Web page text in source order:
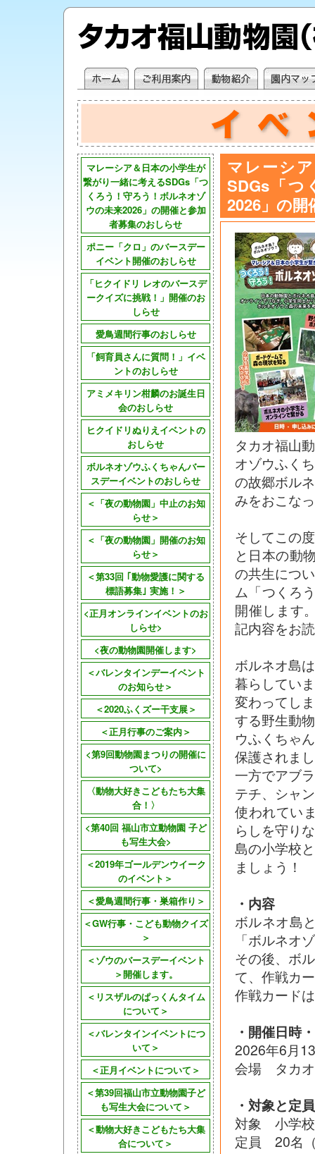
マレーシア＆日本の小学生が
繋がり一緒に考えるSDGs「つ
くろう！守ろう！ボルネオゾ
ウの未来2026」の開催と参加
者募集のおしらせ
ポニー「クロ」のバースデー
イベント開催のおしらせ
「ヒクイドリ レオのバースデ
ークイズに挑戦！」開催のお
しらせ
愛鳥週間行事のおしらせ
「飼育員さんに質問！」イベ
ントのおしらせ
アミメキリン柑麟のお誕生日
会のおしらせ
ヒクイドリぬりえイベントの
おしらせ
ボルネオゾウふくちゃんバー
スデーイベントのおしらせ
＜「夜の動物園」中止のお知
らせ＞
＜「夜の動物園」開催のお知
らせ＞
＜第33回 ｢動物愛護に関する
標語募集｣ 実施！＞
<正月オンラインイベントのお
しらせ>
<夜の動物園開催します>
＜バレンタインデーイベント
のお知らせ＞
＜2020ふくズー干支展＞
＜正月行事のご案内＞
<第9回動物園まつりの開催に
ついて>
〈動物大好きこどもたち大集
合！〉
<第40回 福山市立動物園 子ど
も写生大会>
＜2019年ゴールデンウイーク
のイベント＞
＜愛鳥週間行事・巣箱作り＞
＜GW行事・こども動物クイズ
＞
＜ゾウのバースデーイベント
＞開催します。
＜リスザルのぱっくんタイム
について＞
＜バレンタインイベントにつ
いて＞
＜正月イベントについて＞
＜第39回福山市立動物園子ど
も写生大会について＞
＜動物大好きこどもたち大集
合について＞
マレーシ
SDGs「つ
2026」の
タカオ福山
オゾウふく
の故郷ボル
みをおこな
そしてこの
と日本の動
の共生につ
ム「つくろ
開催します
記内容をお
ボルネオ島
暮らしてい
変わってし
する野生動
ウふくちゃ
保護されま
一方でアブ
テチ、シャ
使われてい
らしを守り
島の小学校
ましょう！
・内容
ボルネオ島
「ボルネオ
その後、ボ
て、作戦カ
作戦カード
・開催日時
2026年6月
会場 タカオ
・対象と定員
対象 小学校
定員 20名（